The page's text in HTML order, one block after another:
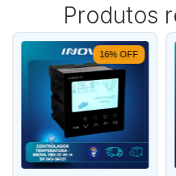
Produtos
16%OFF